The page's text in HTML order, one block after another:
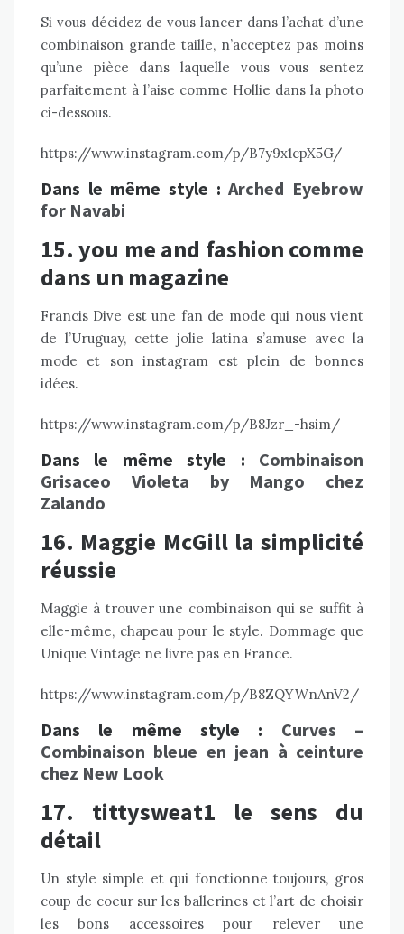
Si vous décidez de vous lancer dans l’achat d’une
combinaison grande taille, n’acceptez pas moins
qu’une pièce dans laquelle vous vous sentez
parfaitement à l’aise comme Hollie dans la photo
ci-dessous.
https://www.instagram.com/p/B7y9x1cpX5G/
Dans le même style :Arched Eyebrow
for Navabi
15. you me and fashion comme
dans un magazine
Francis Dive est une fan de mode qui nous vient
de l’Uruguay, cette jolie latina s’amuse avec la
mode et son instagram est plein de bonnes
idées.
https://www.instagram.com/p/B8Jzr_-hsim/
Dans le même style : Combinaison
Grisaceo Violeta by Mango chez
Zalando
16. Maggie McGill la simplicité
réussie
Maggie à trouver une combinaison qui se suffit à
elle-même, chapeau pour le style. Dommage que
Unique Vintage ne livre pas en France.
https://www.instagram.com/p/B8ZQYWnAnV2/
Dans le même style : Curves –
Combinaison bleue en jean à ceinture
chez New Look
17. tittysweat1 le sens du
détail
Un style simple et qui fonctionne toujours, gros
coup de coeur sur les ballerines et l’art de choisir
les bons accessoires pour relever une